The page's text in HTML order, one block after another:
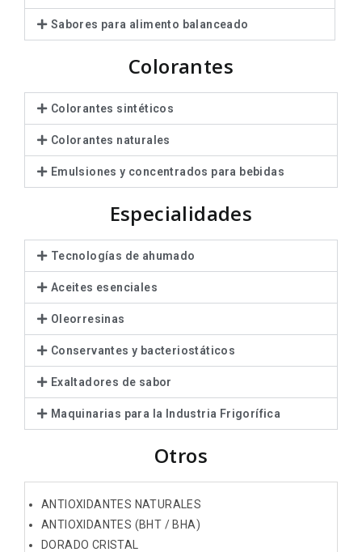
Sabores para alimento balanceado
Colorantes
Colorantes sintéticos
Colorantes naturales
Emulsiones y concentrados para bebidas
Especialidades
Tecnologías de ahumado
Aceites esenciales
Oleorresinas
Conservantes y bacteriostáticos
Exaltadores de sabor
Maquinarias para la Industria Frigorífica
Otros
ANTIOXIDANTES NATURALES
ANTIOXIDANTES (BHT / BHA)
DORADO CRISTAL